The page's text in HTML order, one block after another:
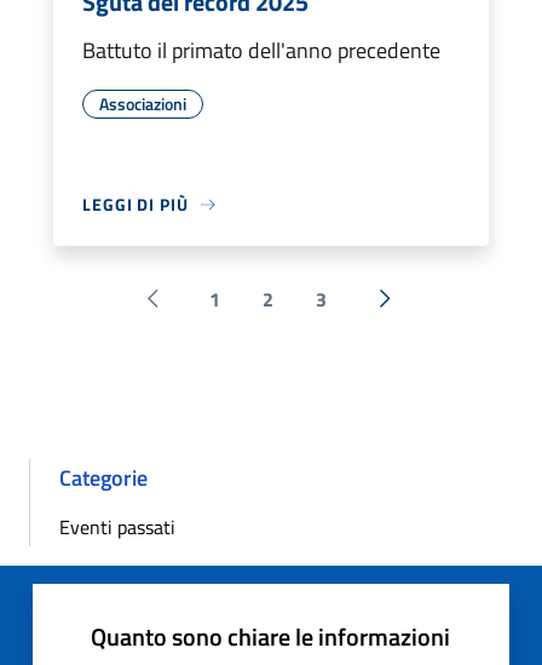
Battuto il primato dell'anno precedente
Associazioni
LEGGI DI PIÙ
Pagina precedente
1 2 3 Successiva »
Categorie
Eventi passati
Quanto sono chiare le informazioni